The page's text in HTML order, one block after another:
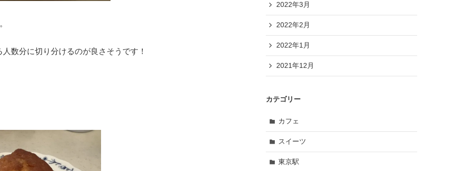
数分に切り分けるのが良さそうです！
2022年3月
2022年2月
2022年1月
2021年12月
カテゴリー
カフェ
スイーツ
東京駅